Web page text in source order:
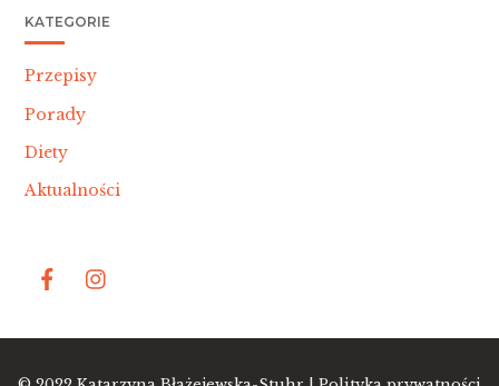
KATEGORIE
Przepisy
Porady
Diety
Aktualności